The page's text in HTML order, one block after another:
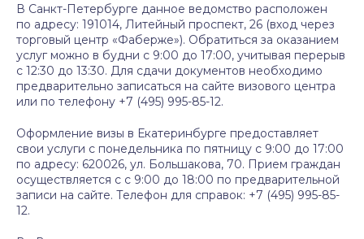
В Санкт-Петербурге данное ведомство расположен
по адресу: 191014, Литейный проспект, 26 (вход через
торговый центр «Фаберже»). Обратиться за оказанием
услуг можно в будни с 9:00 до 17:00, учитывая перерыв
с 12:30 до 13:30. Для сдачи документов необходимо
предварительно записаться на сайте визового центра
или по телефону +7 (495) 995-85-12.
Оформление визы в Екатеринбурге предоставляет
свои услуги с понедельника по пятницу с 9:00 до 17:00
по адресу: 620026, ул. Большакова, 70. Прием граждан
осуществляется с с 9:00 до 18:00 по предварительной
записи на сайте. Телефон для справок: +7 (495) 995-85-
12.